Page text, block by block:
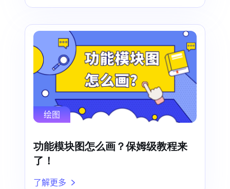
绘图
功能模块图怎么画？保姆级教程来
了！
了解更多